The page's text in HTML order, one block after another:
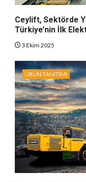
Ceylift, Sektörde
Türkiye’nin İlk
3 Ekim 2025
ÜRÜN TANITIMI